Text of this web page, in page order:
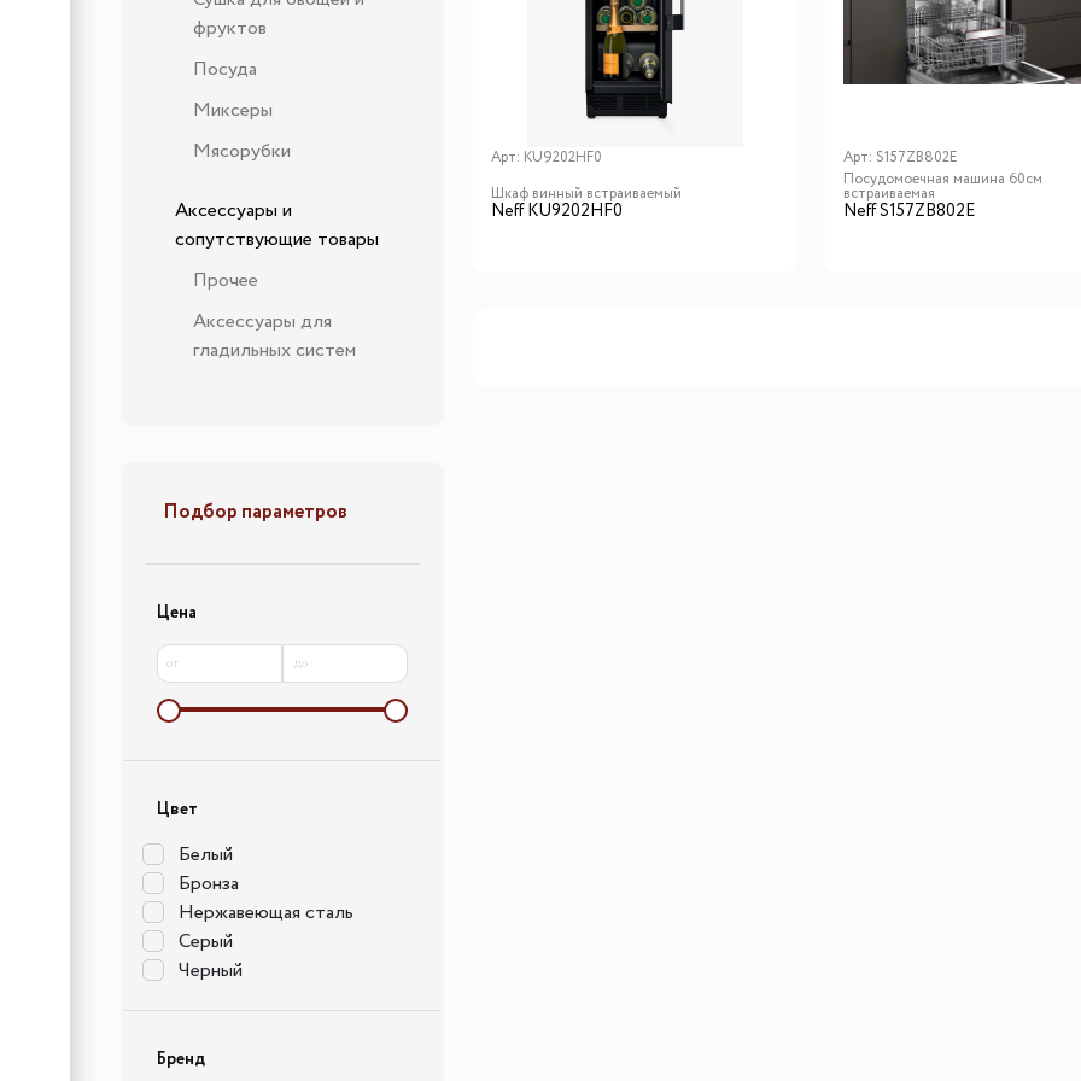
фруктов
Посуда
Миксеры
Мясорубки
Аксессуары и
сопутствующие товары
Прочее
Аксессуары для
гладильных систем
Подбор параметров
Цена
от до
Цвет
Белый
Бронза
Нержавеющая сталь
Серый
Черный
Бренд
Арт: KU9202HF0
Шкаф винный встраиваемый
Neff KU9202HF0
Арт: S157ZB802E
Посудомоечная машина 60см
встраиваемая
Neff S157ZB802E